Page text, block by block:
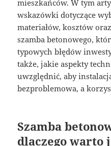
mieszkańców. W tym
wskazówki dotyczące
materiałów, kosztów
szamba betonowego,
typowych błędów
także, jakie aspekty
uwzględnić, aby
bezproblemowa, a
Szamba
dlaczego warto